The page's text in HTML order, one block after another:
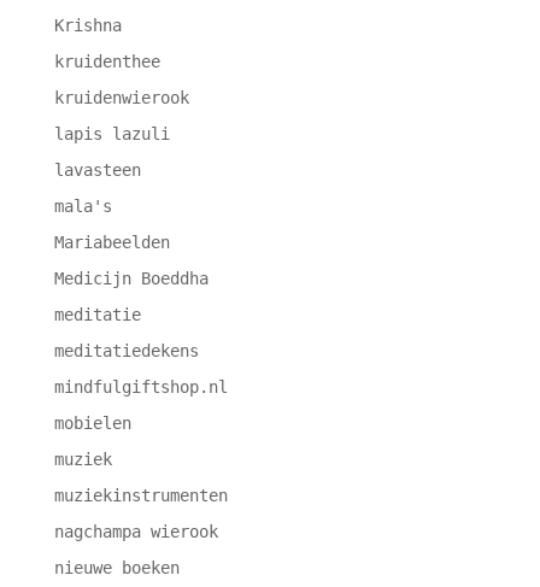
Krishna
kruidenthee
kruidenwierook
lapis lazuli
lavasteen
mala's
Mariabeelden
Medicijn Boeddha
meditatie
meditatiedekens
mindfulgiftshop.nl
mobielen
muziek
muziekinstrumenten
nagchampa wierook
nieuwe boeken